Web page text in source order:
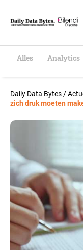
t
Alles Analytics
Daily Data Bytes /
zich druk moeten